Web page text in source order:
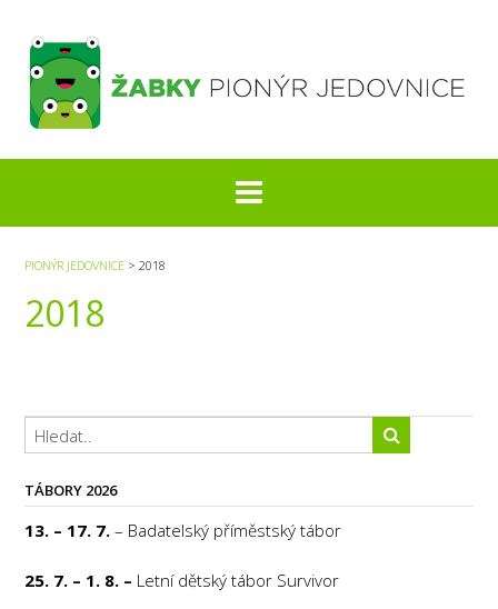
c
t
PIONÝR JEDOVNICE > 2018
2018
TÁBORY 2026
13. – 17. 7. – Badatelský příměstský tábor
25. 7. – 1. 8. – Letní dětský tábor Survivor